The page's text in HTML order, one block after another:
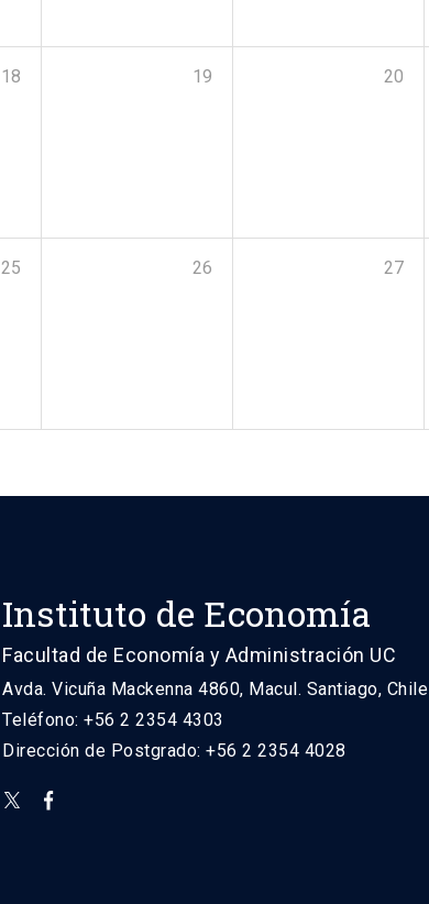
18 19 20
25 26 27
Instituto de Economía
Facultad de Economía y Administración UC
Avda. Vicuña Mackenna 4860, Macul. Santiago, Chile
Teléfono: +56 2 2354 4303
Dirección de Postgrado: +56 2 2354 4028